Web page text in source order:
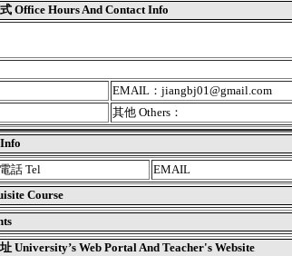
Office Hours And Contact Info
EMAIL：jiangbj01@gmail.com
其他 Others：
話 Tel EMAIL
Course
University’s Web Portal And Teacher's Website